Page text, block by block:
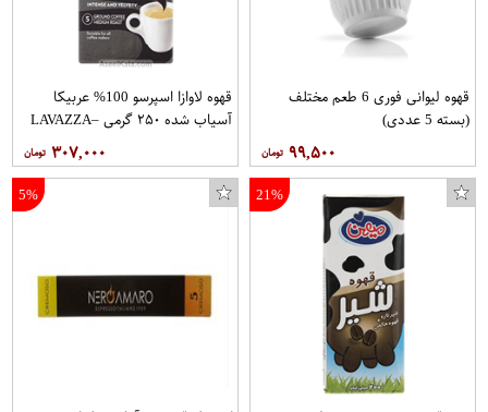
قهوه لیوانی فوری 6 طعم مختلف
(بسته 5 عددی)
۹۹,۵۰۰
قهوه لاوازا اسپرسو 100% عربیکا
آسیاب شده ۲۵۰ گرمی –LAVAZZA
۳۰۷,۰۰۰
21%
5%